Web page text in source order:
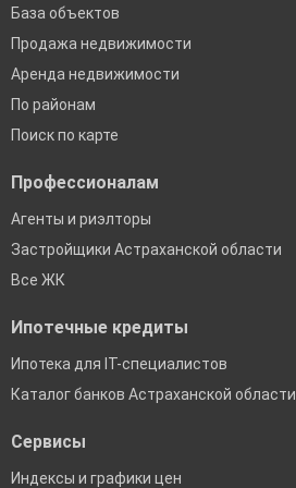
База объектов
Продажа недвижимости
Аренда недвижимости
По районам
Поиск по карте
Профессионалам
Агенты и риэлторы
Застройщики Астраханской области
Все ЖК
Ипотечные кредиты
Ипотека для IT-специалистов
Каталог банков Астраханской области
Сервисы
Индексы и графики цен